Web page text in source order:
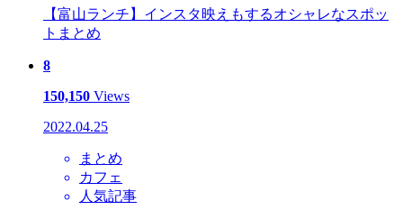
【富山ランチ】インスタ映えもするオシャレなスポッ
トまとめ
8
150,150 Views
2022.04.25
まとめ
カフェ
人気記事